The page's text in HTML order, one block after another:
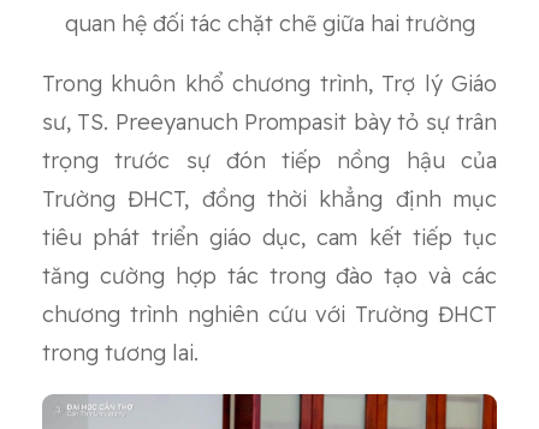
quan hệ đối tác chặt chẽ giữa hai trường
Trong khuôn khổ chương trình, Trợ lý Giáo
sư, TS. Preeyanuch Prompasit bày tỏ sự trân
trọng trước sự đón tiếp nồng hậu của
Trường ĐHCT, đồng thời khẳng định mục
tiêu phát triển giáo dục, cam kết tiếp tục
tăng cường hợp tác trong đào tạo và các
chương trình nghiên cứu với Trường ĐHCT
trong tương lai.